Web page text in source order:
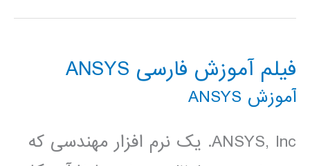
فیلم آموزش فارسی ANSYS
آموزش ANSYS
ANSYS, Inc. یک نرم افزار مهندسی که